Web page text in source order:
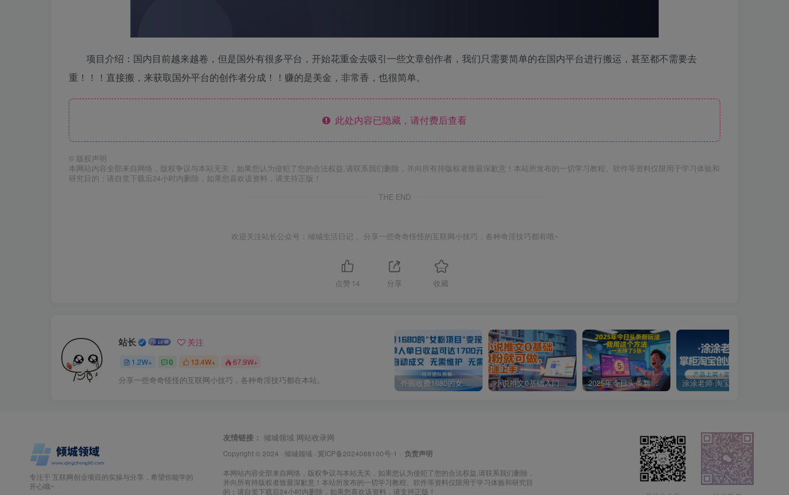
项目介绍：国内目前越来越卷，但是国外有很多平台，开始花重金去吸引一些文章创作者，我们只需要简单的在国内平台进行搬运，甚至都不需要去
重！！！直接搬，来获取国外平台的创作者分成！！赚的是美金，非常香，也很简单。
此处内容已隐藏，请付费后查看
© 版权声明
本网站内容全部来自网络，版权争议与本站无关，如果您认为侵犯了您的合法权益,请联系我们删除，并向所有持版权者致最深歉意！本站所发布的一切学习教程、软件等资料仅限用于学习体验和
研究目的；请自觉下载后24小时内删除，如果您喜欢该资料，请支持正版！
THE END
欢迎关注站长公众号：倾城生活日记 。分享一些奇奇怪怪的互联网小技巧，各种奇淫技巧都有哦~
点赞 14 分享 收藏
站长 关注
1.2W+ 0 13.4W+ 67.9W+
分享一些奇奇怪怪的互联网小技巧，各种奇淫技巧都在本站。 外面收费1680的女粉项目变现，单人单日收益可达1.7k，全自动成交无需维护 小说推文0基础入门教程，0粉就可做，快速上手 2025年今日头条新玩法，我用这个方法，一天挣了5张+
专注于 互联网创业项目的实操与分享，希望你能学的
开心哦~
友情链接： 倾城领域 网站收录网
Copyright © 2024 · 倾城领域 · 冀ICP备2024088100号-1 · 负责声明
本网站内容全部来自网络，版权争议与本站无关，如果您认为侵犯了您的合法权益,请联系我们删除，
并向所有持版权者致最深歉意！本站所发布的一切学习教程、软件等资料仅限用于学习体验和研究目
的；请自觉下载后24小时内删除，如果您喜欢该资料，请支持正版！